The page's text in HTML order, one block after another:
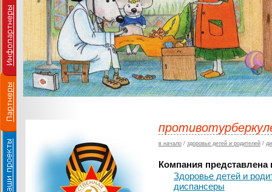
в начало / здоровье детей и родителей /
Компания представлена
Здоровье детей и
диспансеры